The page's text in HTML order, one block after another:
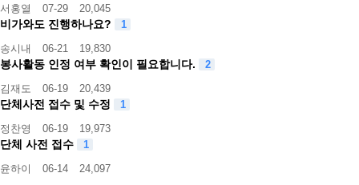
서홍열
07-29 20,045
비가와도 진행하나요?
1
송시내
06-21 19,830
봉사활동 인정 여부 확인이 필요합니다.
2
김재도
06-19 20,439
단체사전 접수 및 수정
1
정찬영
06-19 19,973
단체 사전 접수
1
윤하이
06-14 24,097